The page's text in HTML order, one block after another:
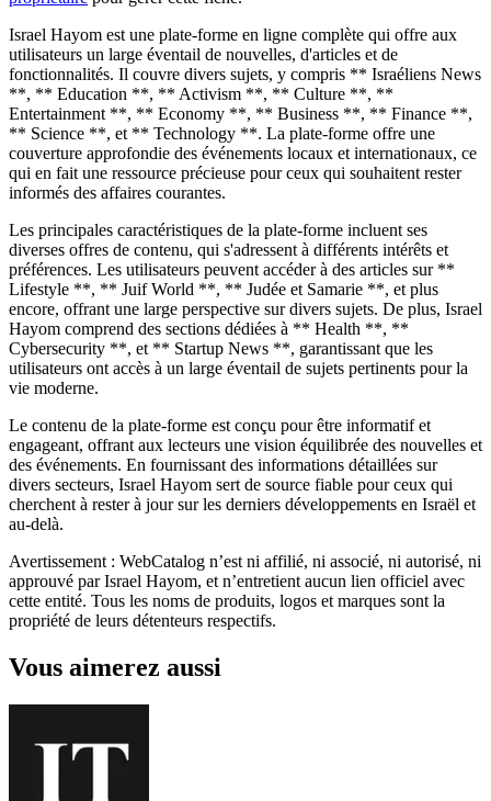
Israel Hayom est une plate-forme en ligne complète qui offre aux
utilisateurs un large éventail de nouvelles, d'articles et de
fonctionnalités. Il couvre divers sujets, y compris ** Israéliens News
**, ** Education **, ** Activism **, ** Culture **, **
Entertainment **, ** Economy **, ** Business **, ** Finance **,
** Science **, et ** Technology **. La plate-forme offre une
couverture approfondie des événements locaux et internationaux, ce
qui en fait une ressource précieuse pour ceux qui souhaitent rester
informés des affaires courantes.
Les principales caractéristiques de la plate-forme incluent ses
diverses offres de contenu, qui s'adressent à différents intérêts et
préférences. Les utilisateurs peuvent accéder à des articles sur **
Lifestyle **, ** Juif World **, ** Judée et Samarie **, et plus
encore, offrant une large perspective sur divers sujets. De plus, Israel
Hayom comprend des sections dédiées à ** Health **, **
Cybersecurity **, et ** Startup News **, garantissant que les
utilisateurs ont accès à un large éventail de sujets pertinents pour la
vie moderne.
Le contenu de la plate-forme est conçu pour être informatif et
engageant, offrant aux lecteurs une vision équilibrée des nouvelles et
des événements. En fournissant des informations détaillées sur
divers secteurs, Israel Hayom sert de source fiable pour ceux qui
cherchent à rester à jour sur les derniers développements en Israël et
au-delà.
Avertissement : WebCatalog n’est ni affilié, ni associé, ni autorisé, ni
approuvé par Israel Hayom, et n’entretient aucun lien officiel avec
cette entité. Tous les noms de produits, logos et marques sont la
propriété de leurs détenteurs respectifs.
Vous aimerez aussi